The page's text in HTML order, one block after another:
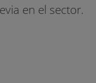
en el sector.